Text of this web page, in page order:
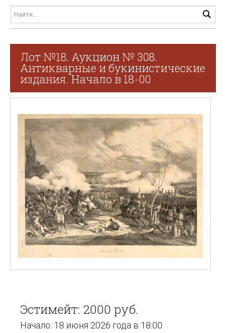
Лот №18. Аукцион № 308.
Антикварные и букинистические
издания. Начало в 18-00
Эстимейт: 2000 руб.
Начало: 18 июня 2026 года в 18:00